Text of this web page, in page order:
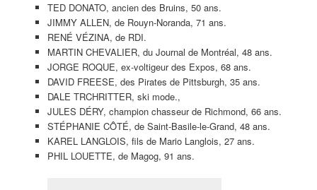
TED DONATO, ancien des Bruins, 50 ans.
JIMMY ALLEN, de Rouyn-Noranda, 71 ans.
RENÉ VÉZINA, de RDI.
MARTIN CHEVALIER, du Journal de Montréal, 48 ans.
JORGE ROQUE, ex-voltigeur des Expos, 68 ans.
DAVID FREESE, des Pirates de Pittsburgh, 35 ans.
DALE TRCHRITTER, ski mode.,
JULES DÉRY, champion chasseur de Richmond, 66 ans.
STÉPHANIE CÔTÉ, de Saint-Basile-le-Grand, 48 ans.
KAREL LANGLOIS, fils de Mario Langlois, 27 ans.
PHIL LOUETTE, de Magog, 91 ans.